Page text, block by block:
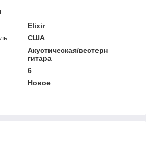
Elixir
США
Акустическая/вестерн
гитара
6
Новое